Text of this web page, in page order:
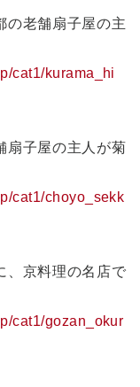
の老舗扇子屋の主
cat1/kurama_hi
扇子屋の主人が菊
cat1/choyo_sekk
、京料理の名店で
cat1/gozan_okur